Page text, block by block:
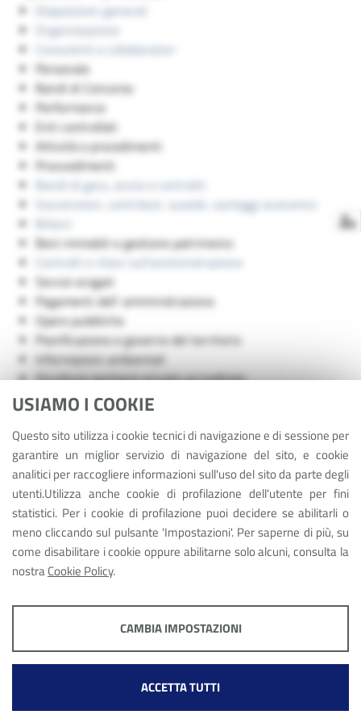
USIAMO I COOKIE
Questo sito utilizza i cookie tecnici di navigazione e di sessione per
garantire un miglior servizio di navigazione del sito, e cookie
analitici per raccogliere informazioni sull'uso del sito da parte degli
utenti.Utilizza anche cookie di profilazione dell'utente per fini
statistici. Per i cookie di profilazione puoi decidere se abilitarli o
meno cliccando sul pulsante 'Impostazioni'. Per saperne di più, su
come disabilitare i cookie oppure abilitarne solo alcuni, consulta la
nostraCookie Policy.
COOKIE TECNICI
cookie tecnici consento anche di fornire un migliore servizio di
navigazione sul sito, e raccolgono informazioni di navigazione a questo
CAMBIA IMPOSTAZIONI
ACCETTA TUTTI
Disposizioni generali
Organizzazione
Consulenti e collaboratori
Personale
Bandi di Concorso
Performance
Enti controllati
Attività e procedimenti
Provvedimenti
Bandi di gara, avvisi e contratti
Sovvenzioni, contributi, sussidi, vantaggi economici
Bilanci
Beni immobili e gestione patrimonio
Controlli e rilievi sull'amministrazione
Servizi erogati
Pagamenti dell' amministrazione
Opere pubbliche
Pianificazione e governo del territorio
Informazioni ambientali
Strutture sanitarie private accreditate
Interventi straordinari e di emergenza
Altri contenuti
Fondazione C.E.R. PARMA 2030
Largo Torello de Strada 11/a 43121 Parma (PR)
Codice Fiscale: 92215000347